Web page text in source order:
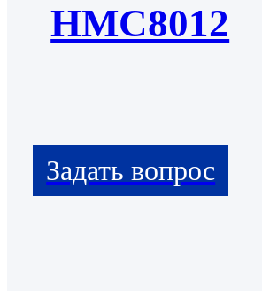
HMC8012